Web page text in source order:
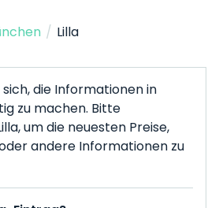
/ Lilla
die Informationen in
zu machen. Bitte
um die neuesten Preise,
andere Informationen zu